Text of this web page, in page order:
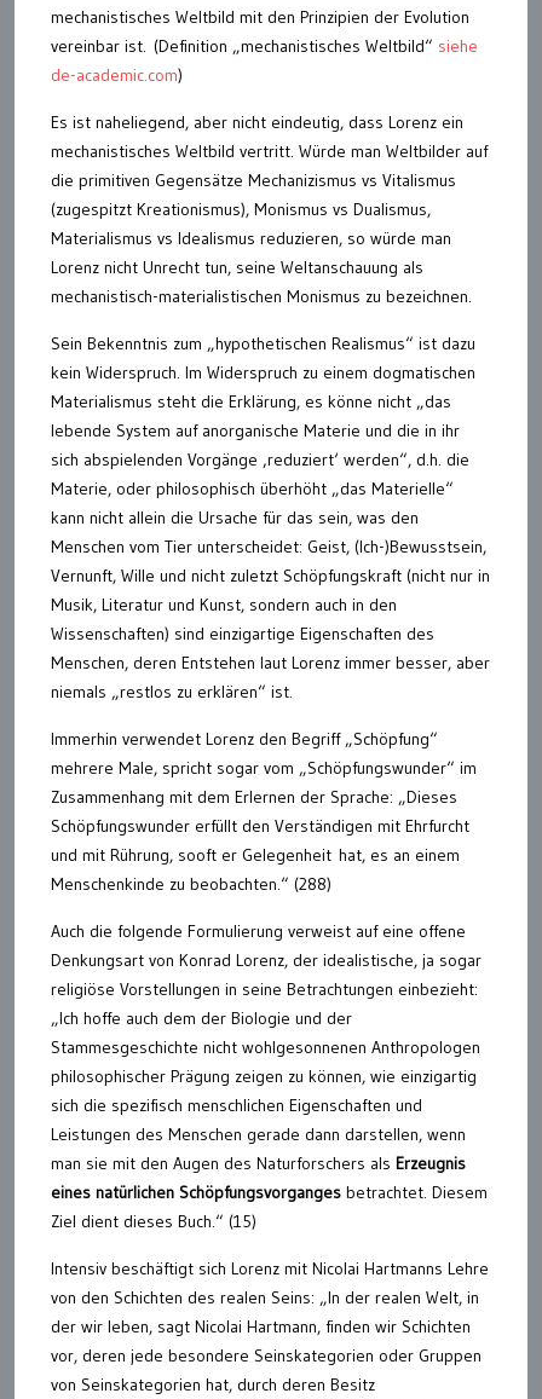
mechanistisches Weltbild mit den Prinzipien der Evolution
vereinbar ist. (Definition „mechanistisches Weltbild“ siehe
de-academic.com)
Es ist naheliegend, aber nicht eindeutig, dass Lorenz ein
mechanistisches Weltbild vertritt. Würde man Weltbilder auf
die primitiven Gegensätze Mechanizismus vs Vitalismus
(zugespitzt Kreationismus), Monismus vs Dualismus,
Materialismus vs Idealismus reduzieren, so würde man
Lorenz nicht Unrecht tun, seine Weltanschauung als
mechanistisch-materialistischen Monismus zu bezeichnen.
Sein Bekenntnis zum „hypothetischen Realismus“ ist dazu
kein Widerspruch. Im Widerspruch zu einem dogmatischen
Materialismus steht die Erklärung, es könne nicht „das
lebende System auf anorganische Materie und die in ihr
sich abspielenden Vorgänge ‚reduziert‘ werden“, d.h. die
Materie, oder philosophisch überhöht „das Materielle“
kann nicht allein die Ursache für das sein, was den
Menschen vom Tier unterscheidet: Geist, (Ich-)Bewusstsein,
Vernunft, Wille und nicht zuletzt Schöpfungskraft (nicht nur in
Musik, Literatur und Kunst, sondern auch in den
Wissenschaften) sind einzigartige Eigenschaften des
Menschen, deren Entstehen laut Lorenz immer besser, aber
niemals „restlos zu erklären“ ist.
Immerhin verwendet Lorenz den Begriff „Schöpfung“
mehrere Male, spricht sogar vom „Schöpfungswunder“ im
Zusammenhang mit dem Erlernen der Sprache: „Dieses
Schöpfungswunder erfüllt den Verständigen mit Ehrfurcht
und mit Rührung, sooft er Gelegenheit hat, es an einem
Menschenkinde zu beobachten.“ (288)
Auch die folgende Formulierung verweist auf eine offene
Denkungsart von Konrad Lorenz, der idealistische, ja sogar
religiöse Vorstellungen in seine Betrachtungen einbezieht:
„Ich hoffe auch dem der Biologie und der
Stammesgeschichte nicht wohlgesonnenen Anthropologen
philosophischer Prägung zeigen zu können, wie einzigartig
sich die spezifisch menschlichen Eigenschaften und
Leistungen des Menschen gerade dann darstellen, wenn
man sie mit den Augen des Naturforschers als Erzeugnis
eines natürlichen Schöpfungsvorganges betrachtet. Diesem
Ziel dient dieses Buch.“ (15)
Intensiv beschäftigt sich Lorenz mit Nicolai Hartmanns Lehre
von den Schichten des realen Seins: „In der realen Welt, in
der wir leben, sagt Nicolai Hartmann, finden wir Schichten
vor, deren jede besondere Seinskategorien oder Gruppen
von Seinskategorien hat, durch deren Besitz